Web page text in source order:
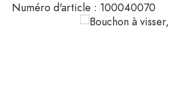
Contenants cosmétiques
Numéro d'article : 100040070